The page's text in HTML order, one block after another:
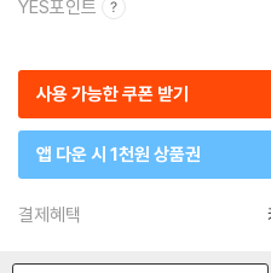
YES포인트
사용 가능한 쿠폰 받기
앱 다운 시 1천원 상품권
결제혜택